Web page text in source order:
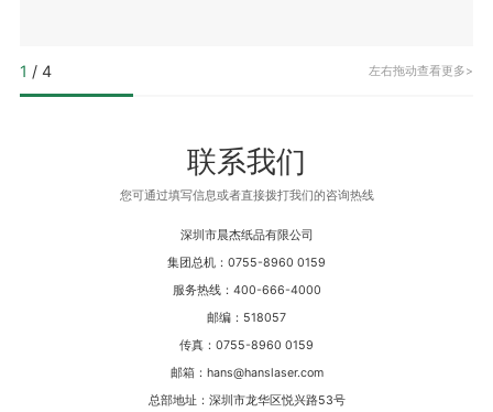
左右拖动查看更多>
1 / 4
联系我们
您可通过填写信息或者直接拨打我们的咨询热线
深圳市晨杰纸品有限公司
集团总机：0755-8960 0159
服务热线：400-666-4000
邮编：518057
传真：0755-8960 0159
邮箱：hans@hanslaser.com
总部地址：深圳市龙华区悦兴路53号